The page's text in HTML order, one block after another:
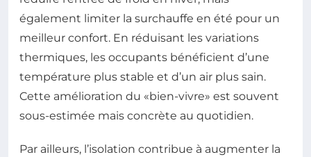
également limiter la surchauffe en été pour un
meilleur confort. En réduisant les variations
thermiques, les occupants bénéficient d’une
température plus stable et d’un air plus sain.
Cette amélioration du «bien-vivre» est souvent
sous-estimée mais concrète au quotidien.
Par ailleurs, l’isolation contribue à augmenter la